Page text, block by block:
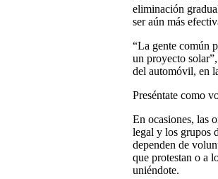
eliminación
ser aún más
“La gente común
un proyecto
del automóvil, en
Preséntate como
En ocasiones, las
legal y los grupos
dependen de
que protestan o a
uniéndote.